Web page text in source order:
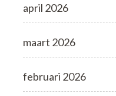
april 2026
maart 2026
februari 2026